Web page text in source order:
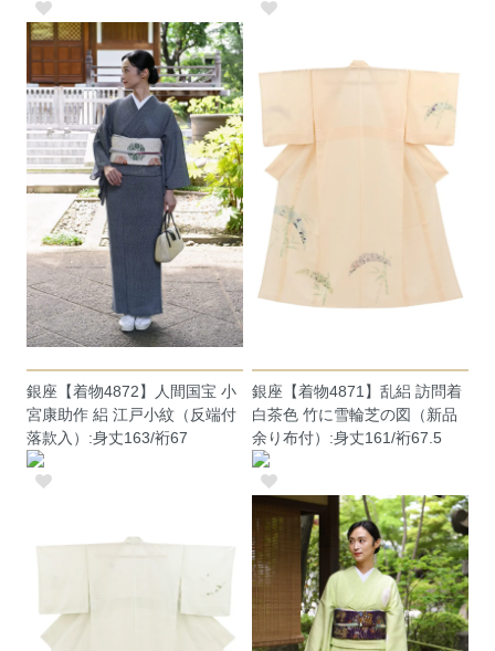
銀座【着物4872】人間国宝 小
宮康助作 絽 江戸小紋（反端付
落款入）:身丈163/裄67
銀座【着物4871】乱絽 訪問着
白茶色 竹に雪輪芝の図（新品
余り布付）:身丈161/裄67.5